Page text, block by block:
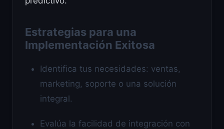
Estrategias para una
Implementación Exitosa
Identifica tus necesidades: ventas,
marketing, soporte o una solución
integral.
Evalúa la facilidad de integración con